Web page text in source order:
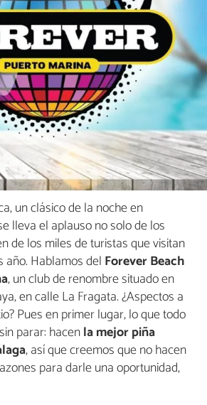
un clásico de la noche en
lleva el aplauso no solo de los
de los miles de turistas que visitan
año. Hablamos del Forever Beach
, un club de renombre situado en
en calle La Fragata. ¿Aspectos a
Pues en primer lugar, lo que todo
parar: hacenla mejor piña
, así que creemos que no hacen
para darle una oportunidad,